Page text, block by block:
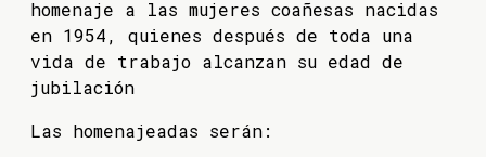
homenaje a las mujeres coañesas nacidas
en 1954, quienes después de toda una
vida de trabajo alcanzan su edad de
jubilación
Las homenajeadas serán: